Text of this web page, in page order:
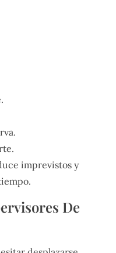
imprevistos y
De